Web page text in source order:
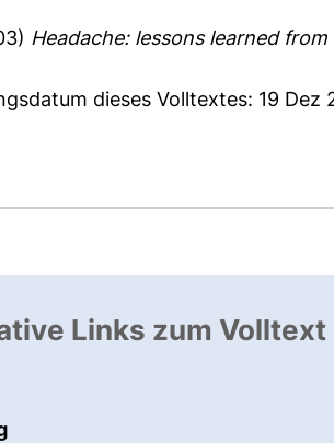
Headache: lessons learned
dieses Volltextes: 19 Dez
Links zum Volltext
externer Link, öffnet neues